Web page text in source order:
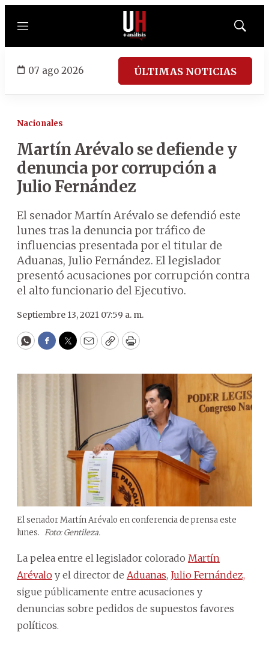
Menú
Mostrar
07 ago 2026 ÚLTIMAS NOTICIAS
Nacionales
Martín Arévalo se defiende y
denuncia por corrupción a
Julio Fernández
El senador Martín Arévalo se defendió este
lunes tras la denuncia por tráfico de
influencias presentada por el titular de
Aduanas, Julio Fernández. El legislador
presentó acusaciones por corrupción contra
el alto funcionario del Ejecutivo.
Septiembre 13, 2021 07:59 a. m.
WhatsApp
Facebook
Twitter
EmailCopyPrint
El senador Martín Arévalo en conferencia de prensa este
lunes. Foto: Gentileza.
La pelea entre el legislador colorado Martín
Arévalo y el director de Aduanas, Julio Fernández,
sigue públicamente entre acusaciones y
denuncias sobre pedidos de supuestos favores
políticos.